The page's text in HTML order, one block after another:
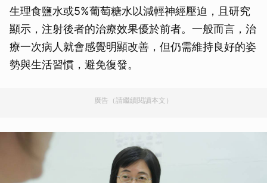
生理食鹽水或5%葡萄糖水以減輕神經壓迫，且研究
顯示，注射後者的治療效果優於前者。一般而言，治
療一次病人就會感覺明顯改善，但仍需維持良好的姿
勢與生活習慣，避免復發。
廣告（請繼續閱讀本文）